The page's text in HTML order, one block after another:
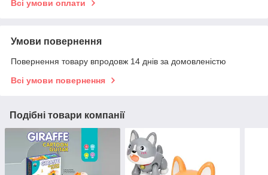
Всі умови оплати
Умови повернення
Повернення товару впродовж 14 днів за домовленістю
Всі умови повернення
Подібні товари компанії